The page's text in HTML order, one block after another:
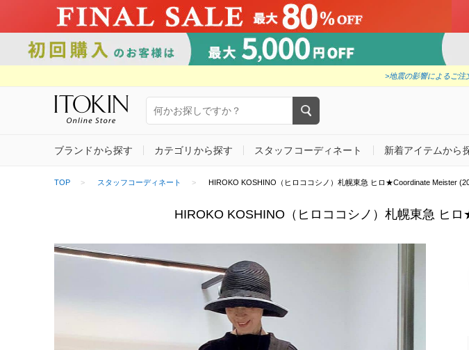
>地震の影響によるご注
ブランドから探す カテゴリから探す スタッフコーディネート 新着アイテムから
TOP スタッフコーディネート HIROKO KOSHINO（ヒロココシノ）札幌東急 ヒロ★Coordinate Meister
HIROKO KOSHINO（ヒロココシノ）札幌東急 ヒ